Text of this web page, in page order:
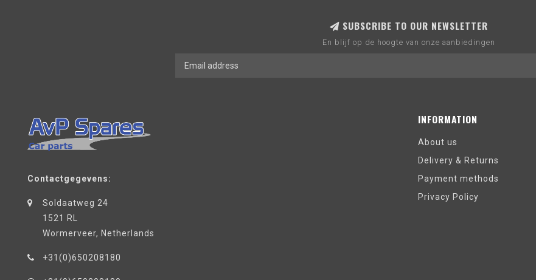
SUBSCRIBE TO OUR NEWSLETTER
En blijf op de hoogte van onze aanbiedingen
Contactgegevens:
Soldaatweg 24
1521 RL
Wormerveer, Netherlands
+31(0)650208180
INFORMATION
About us
Delivery & Returns
Payment methods
Privacy Policy